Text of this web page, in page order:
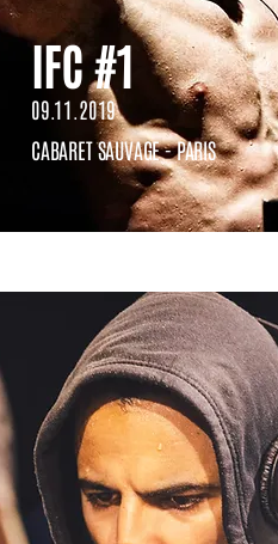
IFC #1
09.11.2019
CABARET SAUVAGE - PARIS